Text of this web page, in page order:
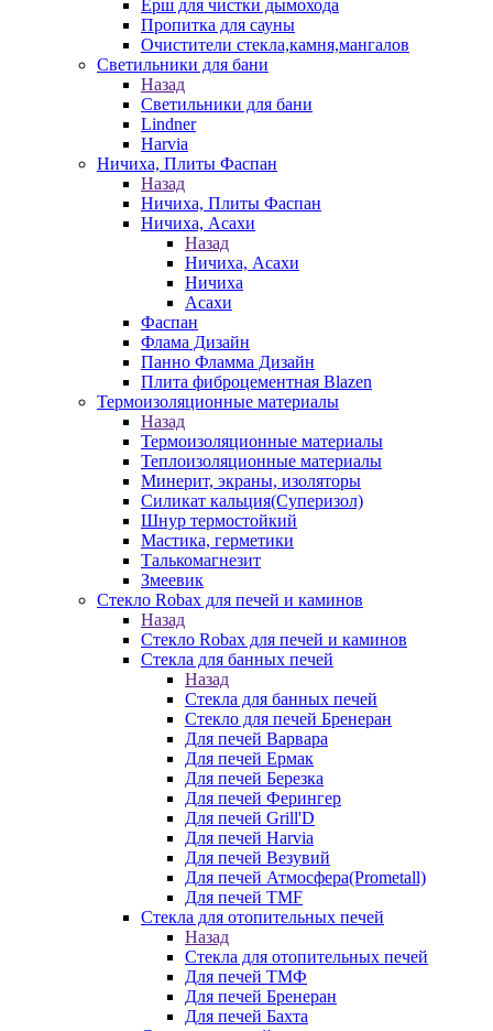
Ёрш для чистки дымохода
Пропитка для сауны
Очистители стекла,камня,мангалов
Светильники для бани
Назад
Светильники для бани
Lindner
Harvia
Ничиха, Плиты Фаспан
Назад
Ничиха, Плиты Фаспан
Ничиха, Асахи
Назад
Ничиха, Асахи
Ничиха
Асахи
Фаспан
Флама Дизайн
Панно Фламма Дизайн
Плита фиброцементная Blazen
Термоизоляционные материалы
Назад
Термоизоляционные материалы
Теплоизоляционные материалы
Минерит, экраны, изоляторы
Силикат кальция(Суперизол)
Шнур термостойкий
Мастика, герметики
Талькомагнезит
Змеевик
Стекло Robax для печей и каминов
Назад
Стекло Robax для печей и каминов
Стекла для банных печей
Назад
Стекла для банных печей
Стекло для печей Бренеран
Для печей Варвара
Для печей Ермак
Для печей Березка
Для печей Ферингер
Для печей Grill'D
Для печей Harvia
Для печей Везувий
Для печей Атмосфера(Prometall)
Для печей TMF
Стекла для отопительных печей
Назад
Стекла для отопительных печей
Для печей ТМФ
Для печей Бренеран
Для печей Бахта